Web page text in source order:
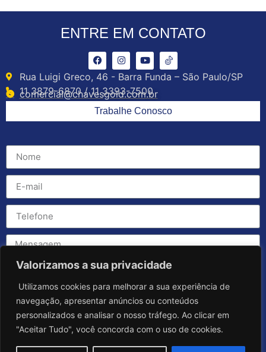
Valorizamos a sua privacidade
Utilizamos cookies para melhorar a sua experiência de
navegação, apresentar anúncios ou conteúdos
personalizados e analisar o nosso tráfego. Ao clicar em
"Aceitar Tudo", você concorda com o uso de cookies.
ENTRE EM CONTATO
Rua Luigi Greco, 46 - Barra Funda – São Paulo/SP
11 3879-6870 / 11 3393-7500
comercial@chavesgold.com.br
Trabalhe Conosco